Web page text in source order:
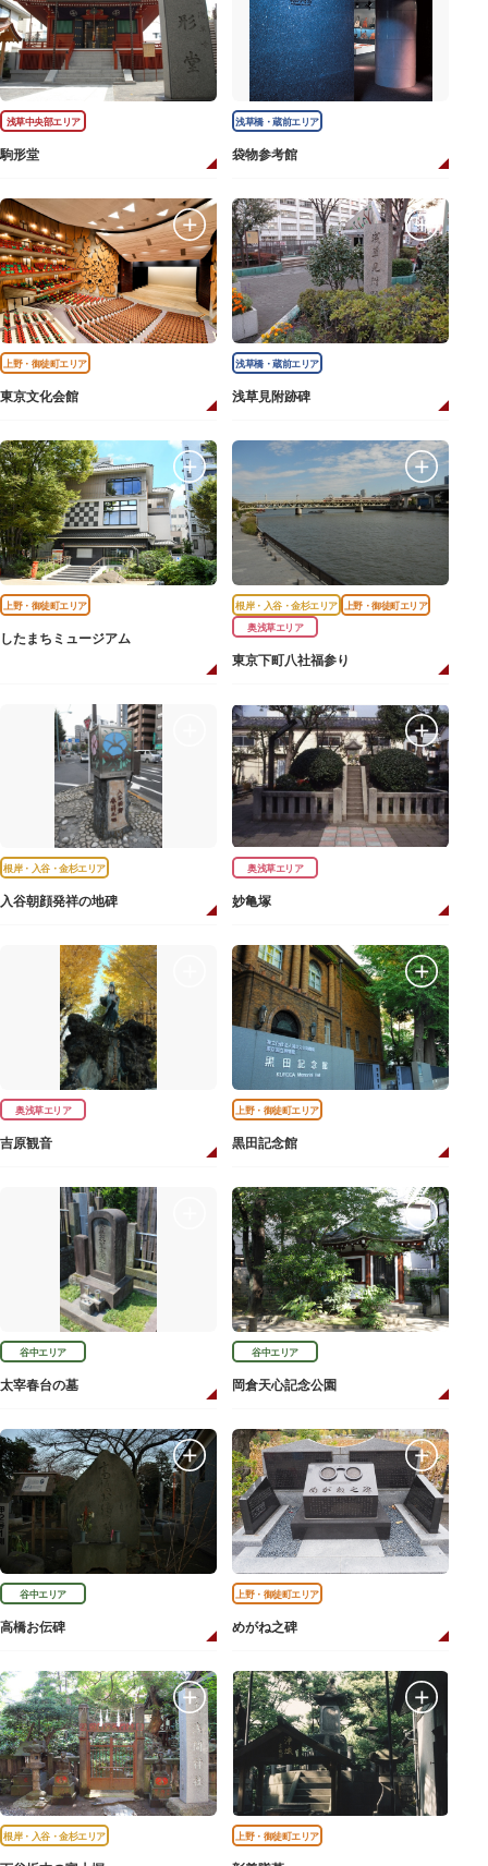
浅草中央部エリア
駒形堂
浅草橋・蔵前エリア
袋物参考館
上野・御徒町エリア
東京文化会館
浅草橋・蔵前エリア
浅草見附跡碑
上野・御徒町エリア
したまちミュージアム
根岸・入谷・金杉エリア
上野・御徒町エリア
奥浅草エリア
東京下町八社福参り
根岸・入谷・金杉エリア
入谷朝顔発祥の地碑
奥浅草エリア
妙亀塚
奥浅草エリア
吉原観音
上野・御徒町エリア
黒田記念館
谷中エリア
太宰春台の墓
谷中エリア
岡倉天心記念公園
谷中エリア
高橋お伝碑
上野・御徒町エリア
めがね之碑
根岸・入谷・金杉エリア 上野・御徒町エリア